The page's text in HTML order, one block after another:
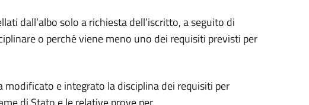
dall’albo solo a richiesta dell’iscritto, a seguito di
o perché viene meno uno dei requisiti previsti per
modificato e integrato la disciplina dei requisiti per